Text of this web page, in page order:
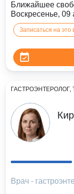
Ближайшее
Воскресенье, 09
Записаться на это
ГАСТРОЭНТЕРОЛОГ,
Врач -